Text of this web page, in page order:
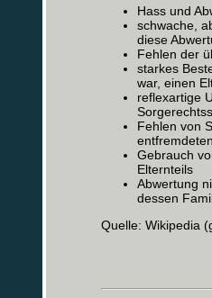
Hass und
schwache,
diese
Fehlen der
starkes
war, einen
reflexartige
Fehlen von
Gebrauch
Elternteils
Abwertung
dessen
Quelle: Wikipedia